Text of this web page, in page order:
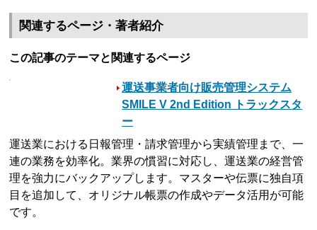
関連するページ・著者紹介
この記事のテーマと関連するページ
運送事業者向け販売管理システム
SMILE V 2nd Edition トラックスタ
ー
運送業における日報管理・請求管理から実績管理まで、一
連の業務を効率化。業界の慣習に対応し、運送業の経営管
理を強力にバックアップします。マスターや伝票に独自項
目を追加して、オリジナル帳票の作成やデータ活用が可能
です。